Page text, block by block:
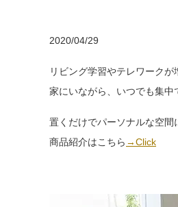
2020/04/29
リビング学習やテレワークが
家にいながら、いつでも集中
置くだけでパーソナルな空間
商品紹介はこちら →Click